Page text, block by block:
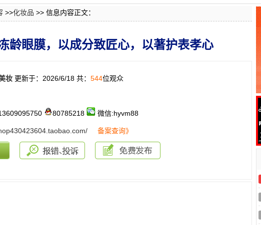
>>化妆品 >> 信息内容正文：
龄眼膜，以成分致匠心，以著护表孝心
妆 更新于：2026/6/18 共： 544位观众
80785218 微信:hyvm88
备案查询》